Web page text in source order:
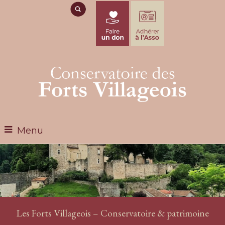
Menu
Les Forts Villageois – Conservatoire & patrimoine